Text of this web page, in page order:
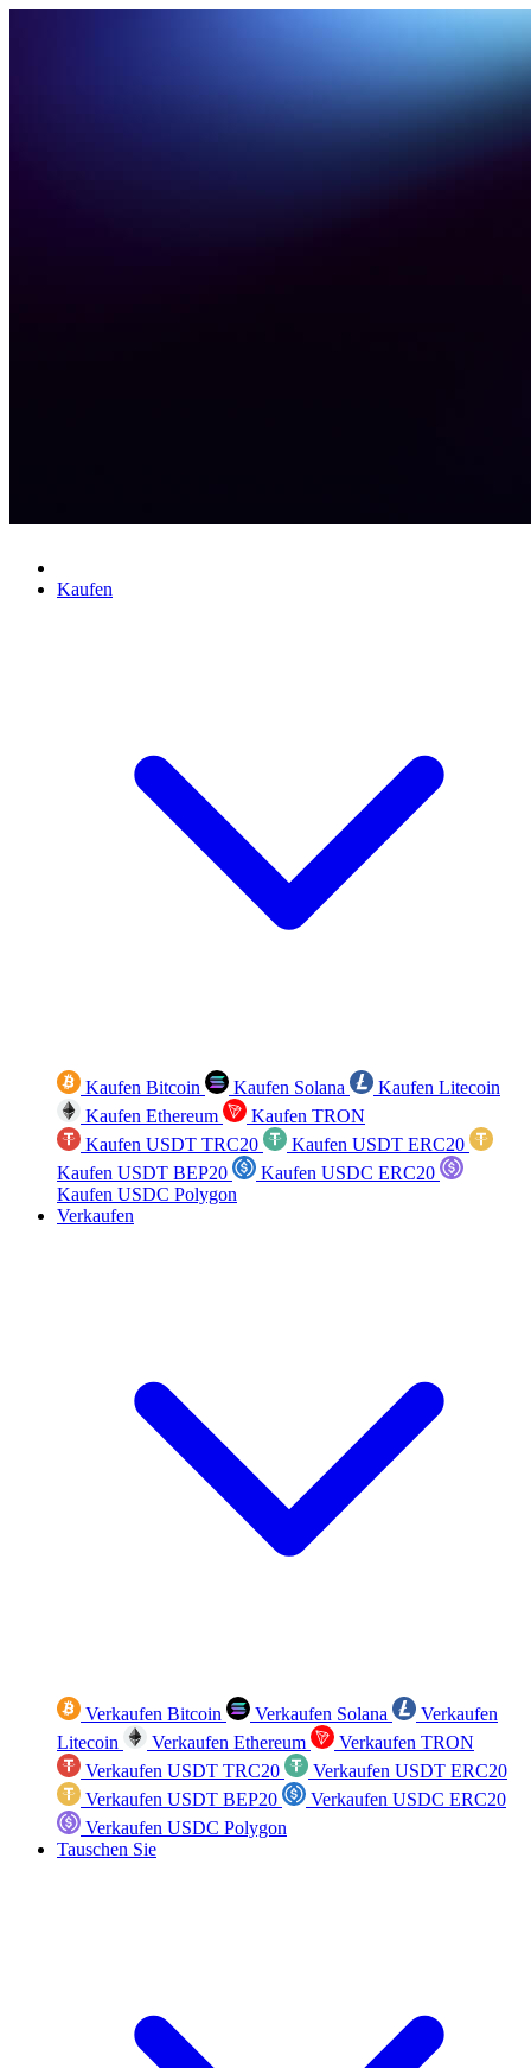
Kaufen
Kaufen Bitcoin Kaufen Solana
Kaufen Litecoin
Kaufen Ethereum
Kaufen TRON
Kaufen USDT TRC20
Kaufen USDT ERC20
Kaufen USDT BEP20
Kaufen USDC ERC20
Kaufen USDC Polygon
Verkaufen
Verkaufen Bitcoin Verkaufen Solana
Verkaufen
Litecoin
Verkaufen Ethereum
Verkaufen TRON
Verkaufen USDT TRC20
Verkaufen USDT ERC20
Verkaufen USDT BEP20
Verkaufen USDC ERC20
Verkaufen USDC Polygon
Tauschen Sie